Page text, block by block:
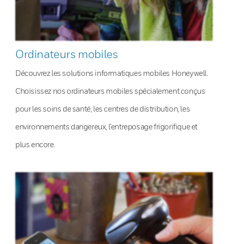
Ordinateurs mobiles
Découvrez les solutions informatiques mobiles Honeywell.
Choisissez nos ordinateurs mobiles spécialement conçus
pour les soins de santé, les centres de distribution, les
environnements dangereux, l’entreposage frigorifique et
plus encore.